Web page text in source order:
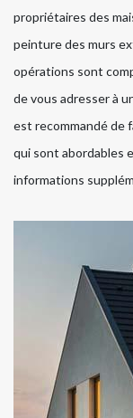
propriétaires des
peinture des murs
opérations sont
de vous adresser à
est recommandé de
qui sont abordables
informations